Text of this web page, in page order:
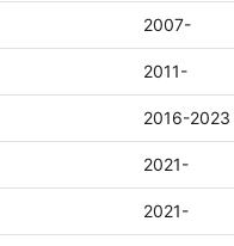
2007-
2011-
2016-2023
2021-
2021-